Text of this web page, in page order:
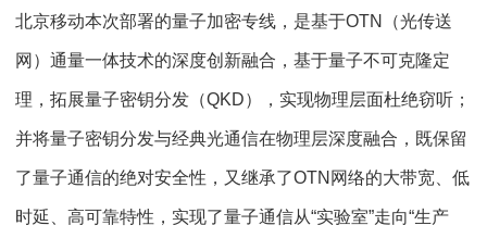
北京移动本次部署的量子加密专线，是基于OTN（光传送
网）通量一体技术的深度创新融合，基于量子不可克隆定
理，拓展量子密钥分发（QKD），实现物理层面杜绝窃听；
并将量子密钥分发与经典光通信在物理层深度融合，既保留
了量子通信的绝对安全性，又继承了OTN网络的大带宽、低
时延、高可靠特性，实现了量子通信从“实验室”走向“生产